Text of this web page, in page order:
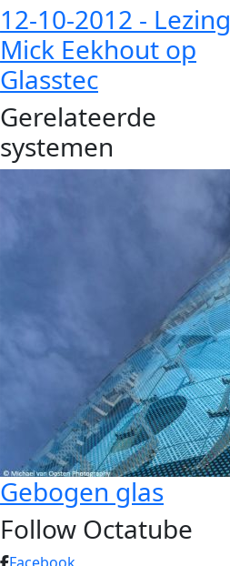
12-10-2012 - Lezing
Mick Eekhout op
Glasstec
Gerelateerde
systemen
Gebogen glas
Follow Octatube